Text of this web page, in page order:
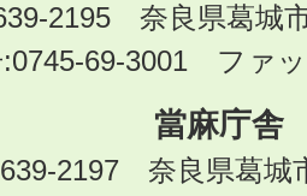
2195 奈良県葛城
:0745-69-3001 ファ
當麻庁舎
2197 奈良県葛城